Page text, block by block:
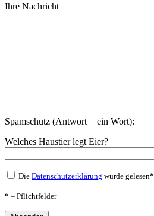
Ihre Nachricht
Spamschutz (Antwort = ein Wort):
Welches Haustier legt Eier?
Die Datenschutzerklärung wurde gelesen*
* = Pflichtfelder